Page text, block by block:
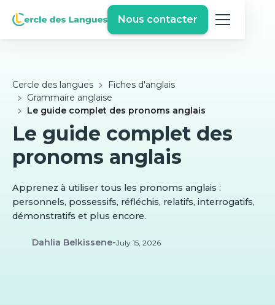
Nous contacter
Cercle des langues
Fiches d'anglais
Grammaire anglaise
Le guide complet des pronoms anglais
Le guide complet des
pronoms anglais
Apprenez à utiliser tous les pronoms anglais :
personnels, possessifs, réfléchis, relatifs, interrogatifs,
démonstratifs et plus encore.
Dahlia Belkissene-July 15, 2026